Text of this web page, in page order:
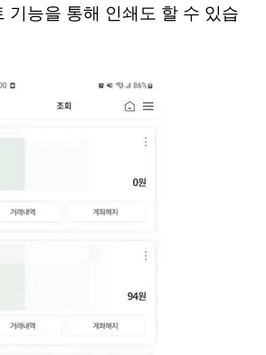
기능을 통해 인쇄도 할 수 있습